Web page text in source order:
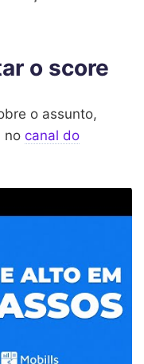
o score
o assunto,
no canal do